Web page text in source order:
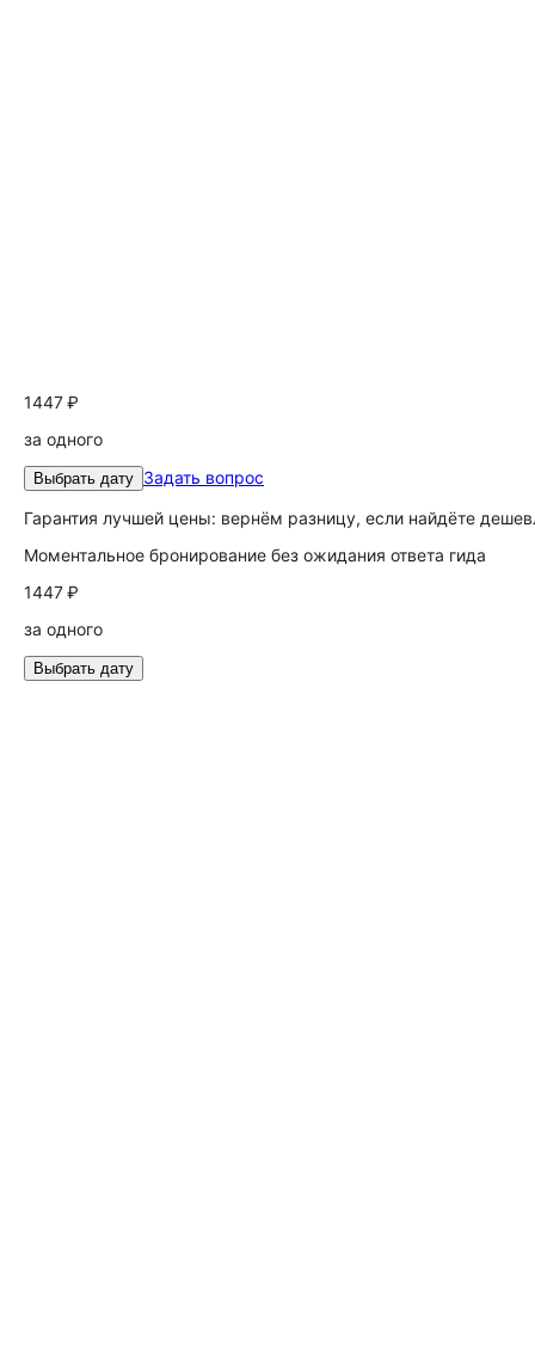
1447 ₽
за одного
Выбрать дату Задать вопрос
Гарантия лучшей цены: вернём разницу, если найдёте
Моментальное бронирование без ожидания ответа гида
1447 ₽
за одного
Выбрать дату